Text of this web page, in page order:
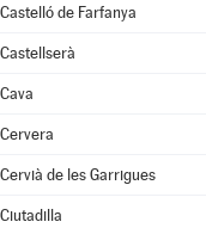
Castelló de Farfanya
Castellserà
Cava
Cervera
Cervià de les Garrigues
Ciutadilla